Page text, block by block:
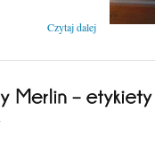
Czytaj dalej